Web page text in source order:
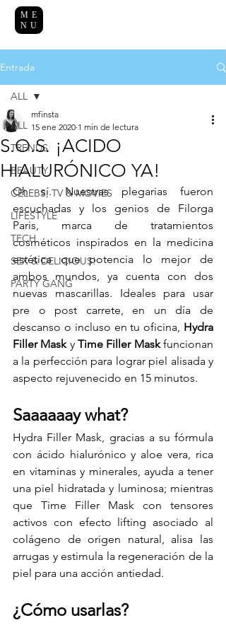
ME
NU
Entrada
ALL
TRENDS
BEAUTY
CELEBS, TV & MOVIES
LIFESTYLE
TECH
SEX & DELICIOUS!
PARTY GANG
ALL
S.O.S. ¡ACIDO
HIALURÓNICO YA!
mfinsta
15 ene 2020 1 min de lectura
Oh sí. Nuestras plegarias fueron
escuchadas y los genios de Filorga
Paris, marca de tratamientos
cosméticos inspirados en la medicina
estética que potencia lo mejor de
ambos mundos, ya cuenta con dos
nuevas mascarillas. Ideales para usar
pre o post carrete, en un día de
descanso o incluso en tu oficina, Hydra
Filler Mask y Time Filler Mask funcionan
a la perfección para lograr piel alisada y
aspecto rejuvenecido en 15 minutos.
Saaaaaay what?
Hydra Filler Mask, gracias a su fórmula
con ácido hialurónico y aloe vera, rica
en vitaminas y minerales, ayuda a tener
una piel hidratada y luminosa; mientras
que Time Filler Mask con tensores
activos con efecto lifting asociado al
colágeno de origen natural, alisa las
arrugas y estimula la regeneración de la
piel para una acción antiedad.
¿Cómo usarlas?